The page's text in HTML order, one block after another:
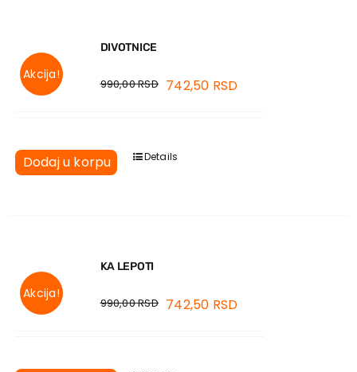
Akcija!
DIVOTNICE
990,00RSD 742,50 RSD
Dodaj u korpu Details
Akcija!
KA LEPOTI
990,00RSD 742,50 RSD